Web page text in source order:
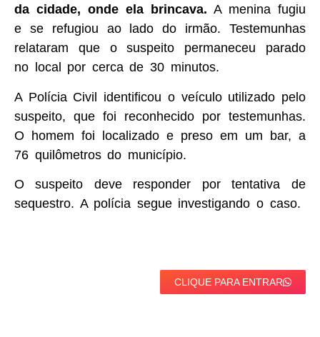
da cidade, onde ela brincava. A menina fugiu
e se refugiou ao lado do irmão. Testemunhas
relataram que o suspeito permaneceu parado
no local por cerca de 30 minutos.
A Polícia Civil identificou o veículo utilizado pelo
suspeito, que foi reconhecido por testemunhas.
O homem foi localizado e preso em um bar, a
76 quilômetros do município.
O suspeito deve responder por tentativa de
sequestro. A polícia segue investigando o caso.
CLIQUE PARA ENTRAR